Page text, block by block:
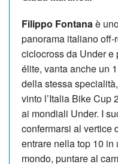
Filippo Fontanaè
panorama italiano
ciclocross da Under
élite, vanta anche un
della stessa
vinto l’Italia Bike Cup
ai mondiali Under. I
confermarsi al vertice
entrare nella top 10
mondo, puntare al